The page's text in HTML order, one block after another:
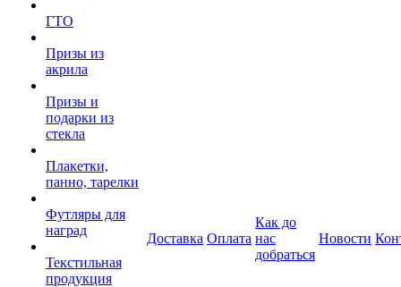
ГТО
Призы из
акрила
Призы и
подарки из
стекла
Плакетки,
панно, тарелки
Футляры для
наград
Текстильная
продукция
Доставка Оплата
Как до
нас
добраться
Новости